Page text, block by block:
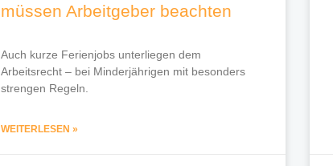
müssen Arbeitgeber beachten
Auch kurze Ferienjobs unterliegen dem
Arbeitsrecht – bei Minderjährigen mit besonders
strengen Regeln.
WEITERLESEN »